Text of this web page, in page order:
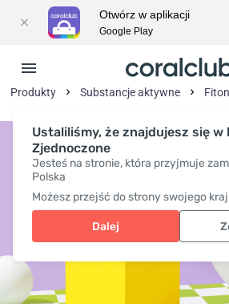
Ustaliliśmy, że znajdujesz się w
Zjednoczone
Jesteś na stronie, która przyjmuje
Polska
Możesz przejść do strony swojego
Dalej
Produkty Substancje aktywne
Otwórz w aplikacji
Google Play